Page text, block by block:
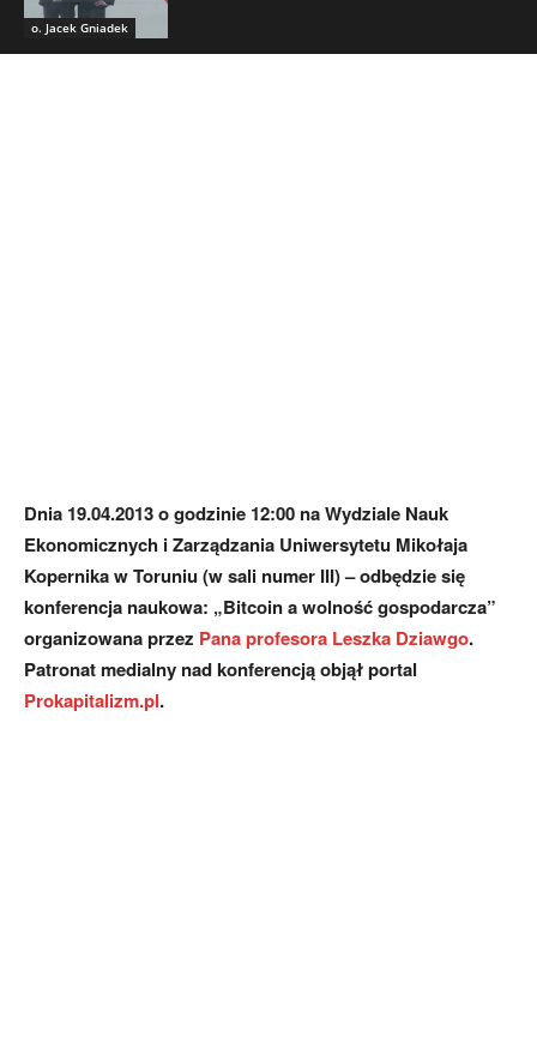
o. Jacek Gniadek
Dnia 19.04.2013 o godzinie 12:00 na Wydziale Nauk
Ekonomicznych i Zarządzania Uniwersytetu Mikołaja
Kopernika w Toruniu (w sali numer III) – odbędzie się
konferencja naukowa: „Bitcoin a wolność gospodarcza”
organizowana przez Pana profesora Leszka Dziawgo.
Patronat medialny nad konferencją objął portal
Prokapitalizm.pl.